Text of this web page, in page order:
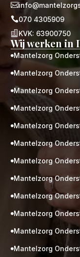
Gratis
Neem

070 4305909
 KVK: 63900750
Wij werken in
 Mantelzorg
 Mantelzorg
 Mantelzorg
 Mantelzorg
 Mantelzorg
 Mantelzorg
 Mantelzorg
 Mantelzorg
 Mantelzorg
 Mantelzorg
 Mantelzorg
 Mantelzorg